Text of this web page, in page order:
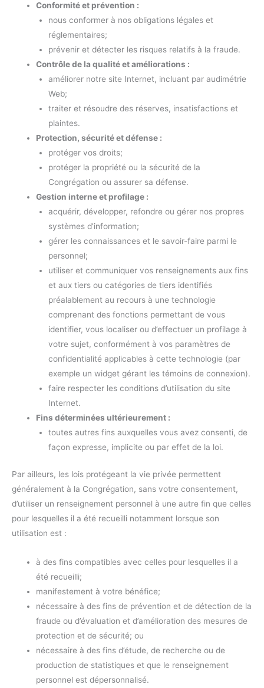
Conformité et prévention :
nous conformer à nos obligations légales et
réglementaires;
prévenir et détecter les risques relatifs à la fraude.
Contrôle de la qualité et améliorations :
améliorer notre site Internet, incluant par audimétrie
Web;
traiter et résoudre des réserves, insatisfactions et
plaintes.
Protection, sécurité et défense :
protéger vos droits;
protéger la propriété ou la sécurité de la
Congrégation ou assurer sa défense.
Gestion interne et profilage :
acquérir, développer, refondre ou gérer nos propres
systèmes d’information;
gérer les connaissances et le savoir-faire parmi le
personnel;
utiliser et communiquer vos renseignements aux fins
et aux tiers ou catégories de tiers identifiés
préalablement au recours à une technologie
comprenant des fonctions permettant de vous
identifier, vous localiser ou d’effectuer un profilage à
votre sujet, conformément à vos paramètres de
confidentialité applicables à cette technologie (par
exemple un widget gérant les témoins de connexion).
faire respecter les conditions d’utilisation du site
Internet.
Fins déterminées ultérieurement :
toutes autres fins auxquelles vous avez consenti, de
façon expresse, implicite ou par effet de la loi.
Par ailleurs, les lois protégeant la vie privée permettent
généralement à la Congrégation, sans votre consentement,
d’utiliser un renseignement personnel à une autre fin que celles
pour lesquelles il a été recueilli notamment lorsque son
utilisation est :
à des fins compatibles avec celles pour lesquelles il a
été recueilli;
manifestement à votre bénéfice;
nécessaire à des fins de prévention et de détection de la
fraude ou d’évaluation et d’amélioration des mesures de
protection et de sécurité; ou
nécessaire à des fins d’étude, de recherche ou de
production de statistiques et que le renseignement
personnel est dépersonnalisé.